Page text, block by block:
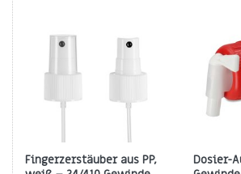
Fingerzerstäuber aus PP,
Dosier-